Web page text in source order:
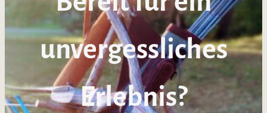
unvergessliches
Erlebnis?